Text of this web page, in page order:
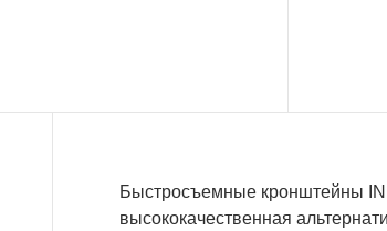
Быстросъемные кронштейны
высококачественная